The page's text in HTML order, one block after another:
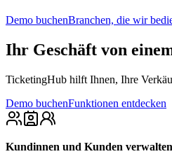
Demo buchenBranchen, die wir
Ihr Geschäft von
TicketingHub hilft Ihnen, Ihre
Demo buchenFunktionen entdecken
Kundinnen und Kunden verwalten